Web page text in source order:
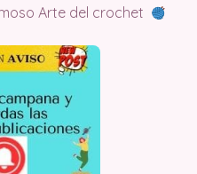
Arte del crochet